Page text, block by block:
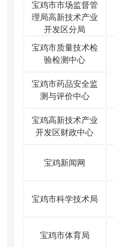
宝鸡市市场监督管
理局高新技术产业
开发区分局
宝鸡市质量技术检
验检测中心
宝鸡市药品安全监
测与评价中心
宝鸡高新技术产业
开发区财政中心
宝鸡新闻网
宝鸡市科学技术局
宝鸡市体育局